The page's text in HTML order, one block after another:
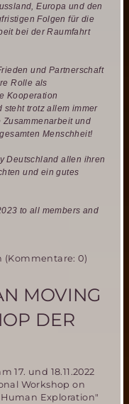
Europa und den
Folgen für die
bei der Raumfahrt
und Partnerschaft
Rolle als
Kooperation
steht trotz allem immer
und
Menschheit!
Deutschland allen ihren
und ein gutes
to all members and
(Kommentare: 0)
MOVING
DER
17. und 18.11.2022
Workshop on
Exploration"